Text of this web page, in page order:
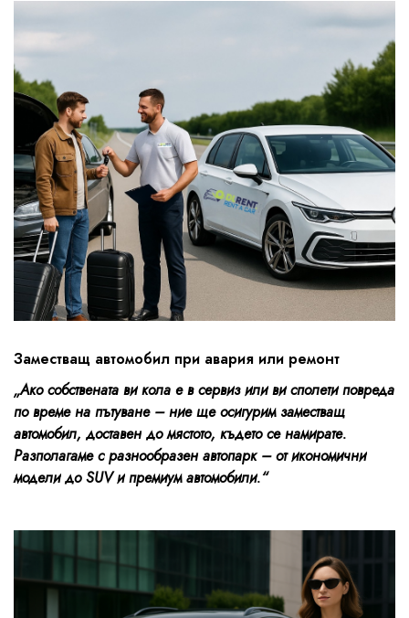
Заместващ автомобил при авария или ремонт
„Ако собствената ви кола е в сервиз или ви сполети повреда
по време на пътуване – ние ще осигурим заместващ
автомобил, доставен до мястото, където се намирате.
Разполагаме с разнообразен автопарк – от икономични
модели до SUV и премиум автомобили.“